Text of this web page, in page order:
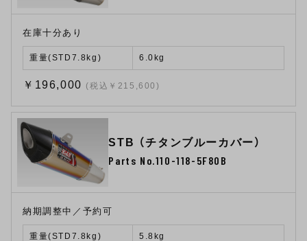
在庫十分あり
重量(STD7.8kg) 6.0kg
￥196,000 (税込￥215,600)
STB （チタンブルーカバー）
Parts No.110-118-5F80B
納期調整中／予約可
重量(STD7.8kg) 5.8kg